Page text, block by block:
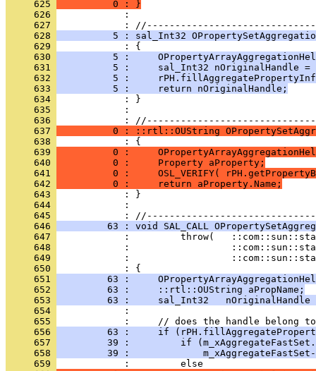
     625
          0 : }
     626
            :
     627
     628
5 : sal_Int32
     629
     630
5 :
     631
5 :     sal_Int32 nOriginalHandle =
     632
5 :
     633
          5 :     return nOriginalHandle;
     634
     635
            :
     636
     637
0 : ::rtl::OUString
     638
     639
0 :
     640
          0 :     Property aProperty;
     641
0 :     OSL_VERIFY(
     642
          0 :     return aProperty.Name;
     643
     644
            :
     645
     646
63 : void SAL_CALL
     647
     648
     649
     650
     651
63 :
     652
         63 :     ::rtl::OUString aPropName;
     653
63 :     sal_Int32   nOriginalHandle
     654
     655
     656
63 :     if
     657
39 :         if
     658
39 :
     659